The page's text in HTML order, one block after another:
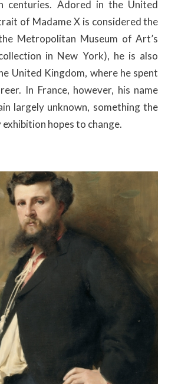
centuries. Adored in the United
of Madame X is considered the
Metropolitan Museum of Art’s
in New York), he is also
United Kingdom, where he spent
In France, however, his name
largely unknown, something the
exhibition hopes to change.